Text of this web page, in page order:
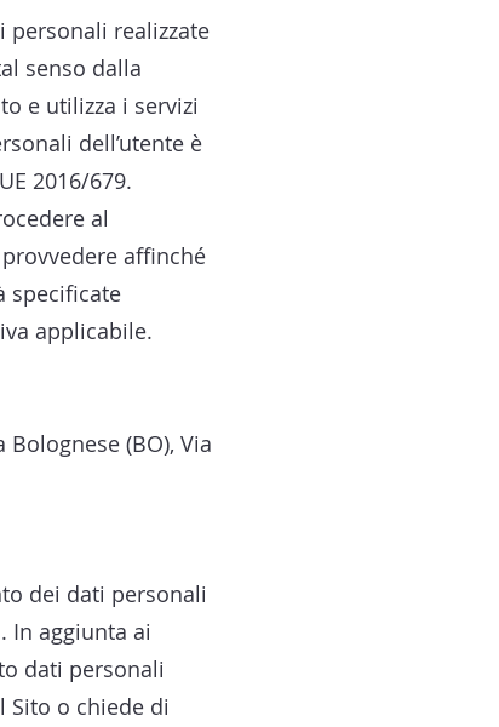
personali realizzate
senso dalla
e utilizza i servizi
dell’utente è
2016/679.
al
affinché
specificate
applicabile.
Bolognese (BO), Via
dei dati personali
In aggiunta ai
dati personali
Sito o chiede di